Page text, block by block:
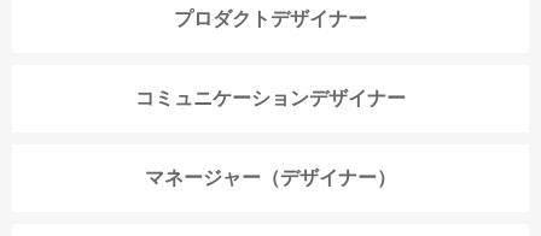
プロダクトデザイナー
コミュニケーションデザイナー
マネージャー（デザイナー）